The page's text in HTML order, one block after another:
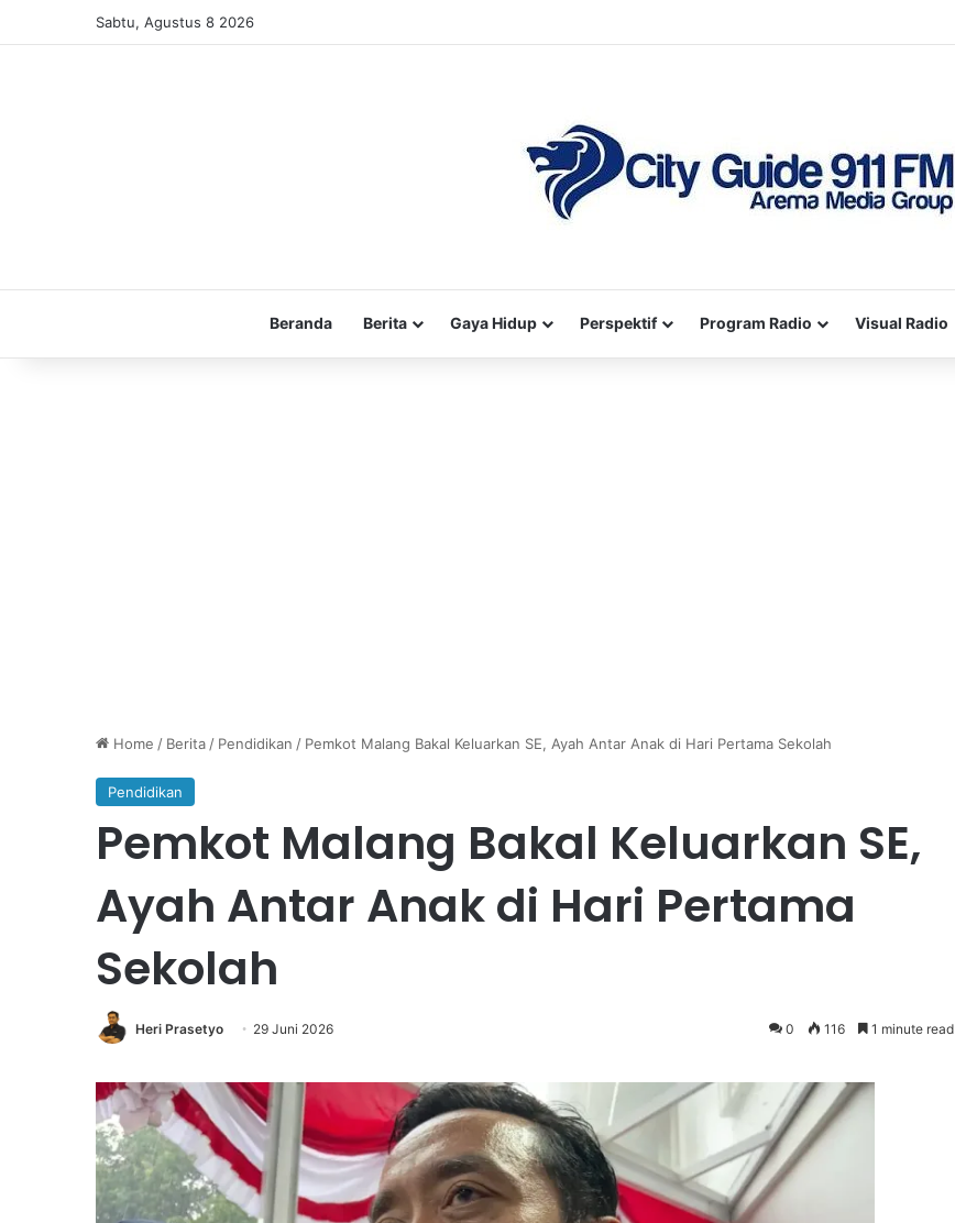
Sabtu, Agustus 8 2026
Beranda Berita Gaya Hidup Perspektif Program Radio Visual Radio
Home / Berita / Pendidikan / Pemkot Malang Bakal Keluarkan SE, Ayah Antar Anak di Hari Pertama Sekolah
Pendidikan
Pemkot Malang Bakal Keluarkan SE,
Ayah Antar Anak di Hari Pertama
Sekolah
Heri Prasetyo 29 Juni 2026 0 116 1 minute read